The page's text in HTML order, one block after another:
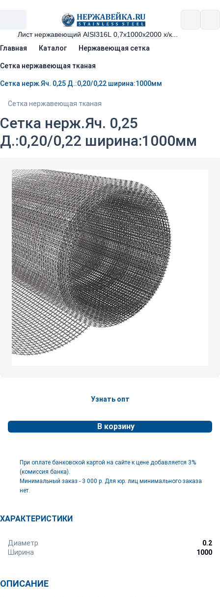
Главная Каталог Нержавеющая сетка
Сетка нержавеющая тканая
Сетка нерж.Яч. 0,25 Д.:0,20/0,22 ширина:1000мм
Сетка нержавеющая тканая
Сетка нерж.Яч. 0,25
Д.:0,20/0,22 ширина:1000мм
Узнать опт
В корзину
При оплате банковской картой на сайте к цене добавляется 3%
(комиссия банка).
Минимальный заказ - 3 000 р. Для юр. лиц минимального заказа
нет.
ХАРАКТЕРИСТИКИ
Диаметр
0.2
Ширина
1000
ОПИСАНИЕ